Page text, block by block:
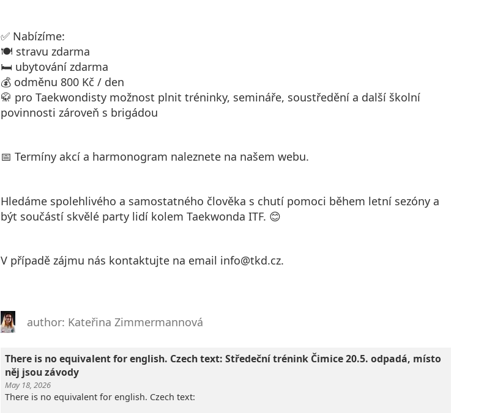
✅ Nabízíme:
🍽️ stravu zdarma
🛏️ ubytování zdarma
💰 odměnu 800 Kč / den
🥋 pro Taekwondisty možnost plnit tréninky, semináře, soustředění a další školní
povinnosti zároveň s brigádou
📅 Termíny akcí a harmonogram naleznete na našem webu.
Hledáme spolehlivého a samostatného člověka s chutí pomoci během letní sezóny a
být součástí skvělé party lidí kolem Taekwonda ITF. 😊
V případě zájmu nás kontaktujte na email info@tkd.cz.
author: Kateřina Zimmermannová
There is no equivalent for english. Czech text: Středeční trénink Čimice 20.5. odpadá, místo
něj jsou závody
May 18, 2026
There is no equivalent for english. Czech text: